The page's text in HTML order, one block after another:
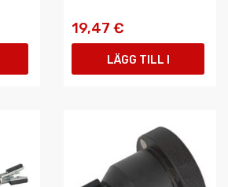
19,47 €
LÄGG TILL I